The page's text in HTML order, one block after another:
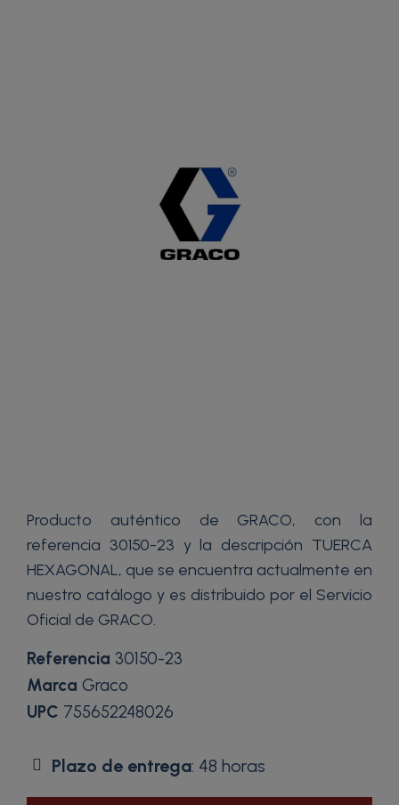
Producto auténtico de GRACO, con la
referencia 30150-23 y la descripción TUERCA
HEXAGONAL, que se encuentra actualmente en
nuestro catálogo y es distribuido por el Servicio
Oficial de GRACO.
Referencia 30150-23
Marca Graco
UPC 755652248026
Plazo de entrega: 48 horas